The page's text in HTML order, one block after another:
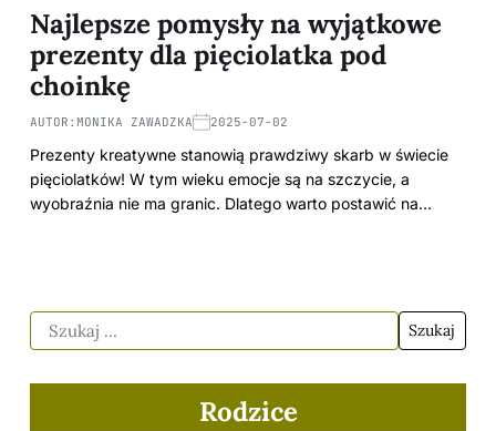
Najlepsze pomysły na wyjątkowe
prezenty dla pięciolatka pod
choinkę
AUTOR: MONIKA ZAWADZKA 2025-07-02
Prezenty kreatywne stanowią prawdziwy skarb w świecie
pięciolatków! W tym wieku emocje są na szczycie, a
wyobraźnia nie ma granic. Dlatego warto postawić na…
Rodzice